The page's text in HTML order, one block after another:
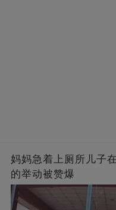
妈妈急着上厕所儿子
的举动被赞爆